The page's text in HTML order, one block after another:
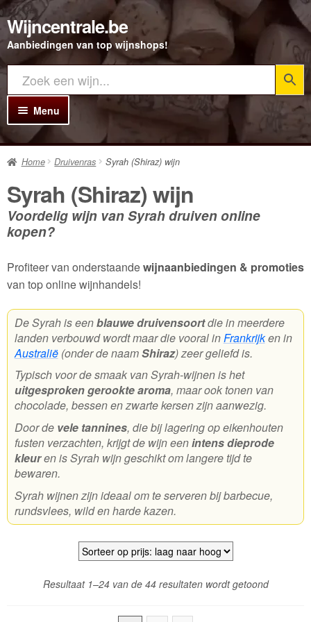
Ga
door
naar
navigatie
Ga
direct
naar
inhoud
Wijncentrale.be
Aanbiedingen van top wijnshops!
Menu
Home
Alle Wijnen
Rode wijn
Witte wijn
Bubbels
Porto
Wijnpakketten
Kleine flesjes
Magnums
Cadeaubonnen
Home Druivenras Syrah (Shiraz) wijn
Syrah (Shiraz) wijn
Voordelig wijn van Syrah druiven online
kopen?
Profiteer van onderstaandewijnaanbiedingen & promoties
van top online wijnhandels!
De Syrah is eenblauwe druivensoortdie in meerdere
landen verbouwd wordt maar die vooral inFrankrijken in
Australië(onder de naamShiraz) zeer geliefd is.
Typisch voor de smaak van Syrah-wijnen is het
uitgesproken gerookte aroma, maar ook tonen van
chocolade, bessen en zwarte kersen zijn aanwezig.
Door de vele tannines, die bij lagering op eikenhouten
fusten verzachten, krijgt de wijn eenintens dieprode
kleuren is Syrah wijn geschikt om langere tijd te
bewaren.
Syrah wijnen zijn ideaal om te serveren bij barbecue,
rundsvlees, wild en harde kazen.
Resultaat 1–24 van de 44 resultaten wordt getoond